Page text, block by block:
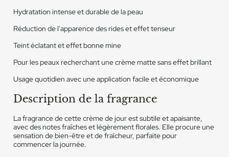
Hydratation intense et durable de la peau
Réduction de l'apparence des rides et effet tenseur
Teint éclatant et effet bonne mine
Pour les peaux recherchant une crème matte sans effet brillant
Usage quotidien avec une application facile et économique
Description de la fragrance
La fragrance de cette crème de jour est subtile et apaisante,
avec des notes fraîches et légèrement florales. Elle procure une
sensation de bien-être et de fraîcheur, parfaite pour
commencer la journée.